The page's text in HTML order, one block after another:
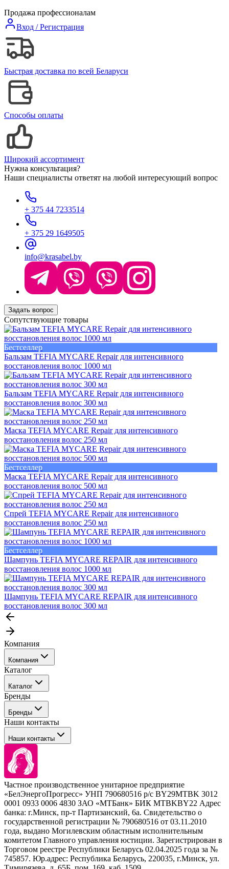
Продажа профессионалам
Вход / Регистрация
Быстрая доставка по всей Беларуси
Способы оплаты
Широкий ассортимент
Нужна консультация?
Наши специалисты ответят на любой интересующий вопрос
+ 375 44 7233514
+ 375 29 1649505
info@krasabel.by
Задать вопрос
Сопутствующие товары
Бестселлер
Бальзам TEFIA MYCARE Repair для интенсивного
восстановления волос 1000 мл
Бальзам TEFIA MYCARE Repair для интенсивного
восстановления волос 300 мл
Маска TEFIA MYCARE Repair для интенсивного
восстановления волос 250 мл
Бестселлер
Маска TEFIA MYCARE Repair для интенсивного
восстановления волос 500 мл
Спрей TEFIA MYCARE Repair для интенсивного
восстановления волос 250 мл
Бестселлер
Шампунь TEFIA MYCARE REPAIR для интенсивного
восстановления волос 1000 мл
Шампунь TEFIA MYCARE REPAIR для интенсивного
восстановления волос 300 мл
Компания
Компания
События
Покупателю
Каталог
Каталог
Профессиональные средства для окрашивания волос
Сервисные средства
Уход
Стайлинг
Брови и ресницы
Барберинг
Наборы
Расходные материалы
Бренды
Бренды
Tefia
Concept
Kezy
Barex
Sim Sensitive
Kebren
Selective Professional
White Line
Наши контакты
Наши контакты
+ 375 44 7233514
+ 375 29 1649505
info@krasabel.by
Офис: г. Минск, ул. Тимирязева 65Б, офис 1509
Склад: г. Минск, ул. Домбровская, 15
Частное производственное унитарное предприятие
«БелЭнергоПрогресс» УНП 790680516 р/с BY29MTBK 3012
0001 0933 0006 4830 ЗАО «МТБанк» БИК MTBKBY22 Адрес
банка: г.Минск, пр-т Партизанский, 6а. Свидетельство о
государственной регистрации № 790680516 от 03.11.2010
года, выдано Могилевским областным исполнительным
комитетом Главного управления юстиции. Зарегистрирован в
Торговом реестре Республики Беларусь 02.04.2025 года за №
745857. Юр.адрес: Республика Беларусь, 220035, г.Минск, ул.